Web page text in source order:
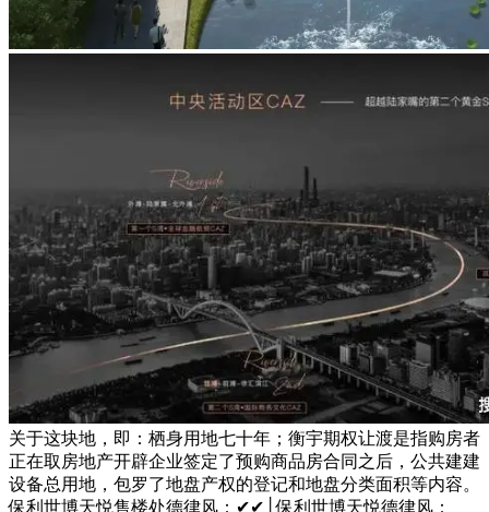
关于这块地，即：栖身用地七十年；衡宇期权让渡是指购房者
正在取房地产开辟企业签定了预购商品房合同之后，公共建建
设备总用地，包罗了地盘产权的登记和地盘分类面积等内容。
保利世博天悦售楼处德律风：✔✔│保利世博天悦德律风：